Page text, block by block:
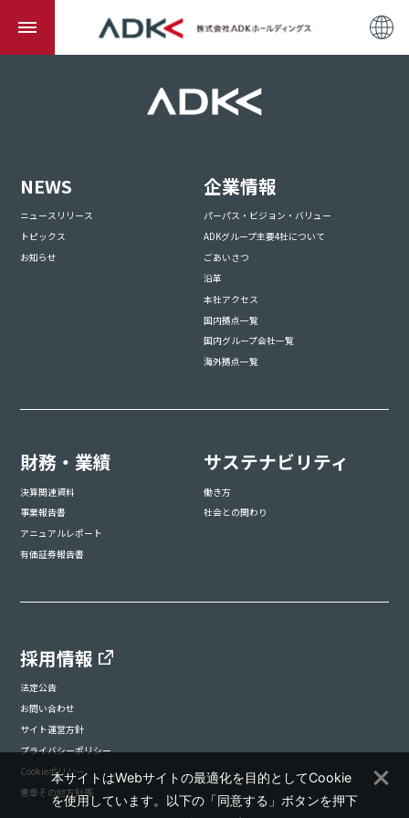
NEWS
ニュースリリース
トピックス
お知らせ
企業情報
パーパス・ビジョン・バリュー
ADKグループ主要4社について
ごあいさつ
沿革
本社アクセス
国内拠点一覧
国内グループ会社一覧
海外拠点一覧
財務・業績
決算関連資料
事業報告書
アニュアルレポート
有価証券報告書
サステナビリティ
働き方
社会との関わり
採用情報
法定公告
お問い合わせ
サイト運営方針
プライバシーポリシー
Cookieポリシー
憲章その他方針等
本サイトはWebサイトの最適化を目的としてCookie
を使用しています。以下の「同意する」ボタンを押下